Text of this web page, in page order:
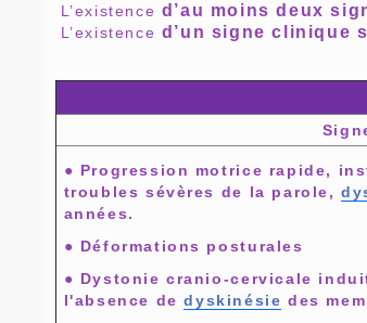
L’existence d’au moins deux
L’existence d’un signe clinique
● Progression motrice rapide,
troubles sévères de la parole,
années.
● Déformations posturales
● Dystonie cranio-cervicale
l'absence dedyskinésie des